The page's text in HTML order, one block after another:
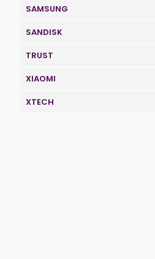
SAMSUNG
SANDISK
TRUST
XIAOMI
XTECH